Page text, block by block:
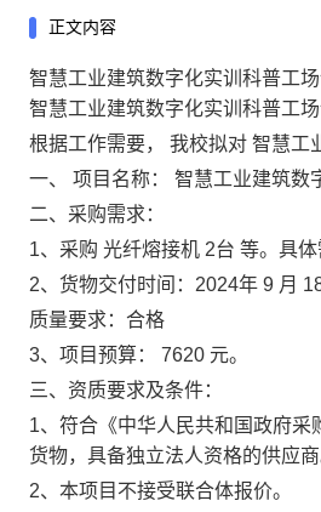
正文内容
智慧工业建筑数字化实训科普工
智慧工业建筑数字化实训科普工
根据工作需要， 我校拟对 智慧工
一、 项目名称： 智慧工业建筑数
二、采购需求：
1、采购 光纤熔接机 2台 等。具体
2、货物交付时间：2024年 9 月
质量要求：合格
3、项目预算： 7620 元。
三、资质要求及条件：
1、符合《中华人民共和国政府
货物，具备独立法人资格的供应商
2、本项目不接受联合体报价。